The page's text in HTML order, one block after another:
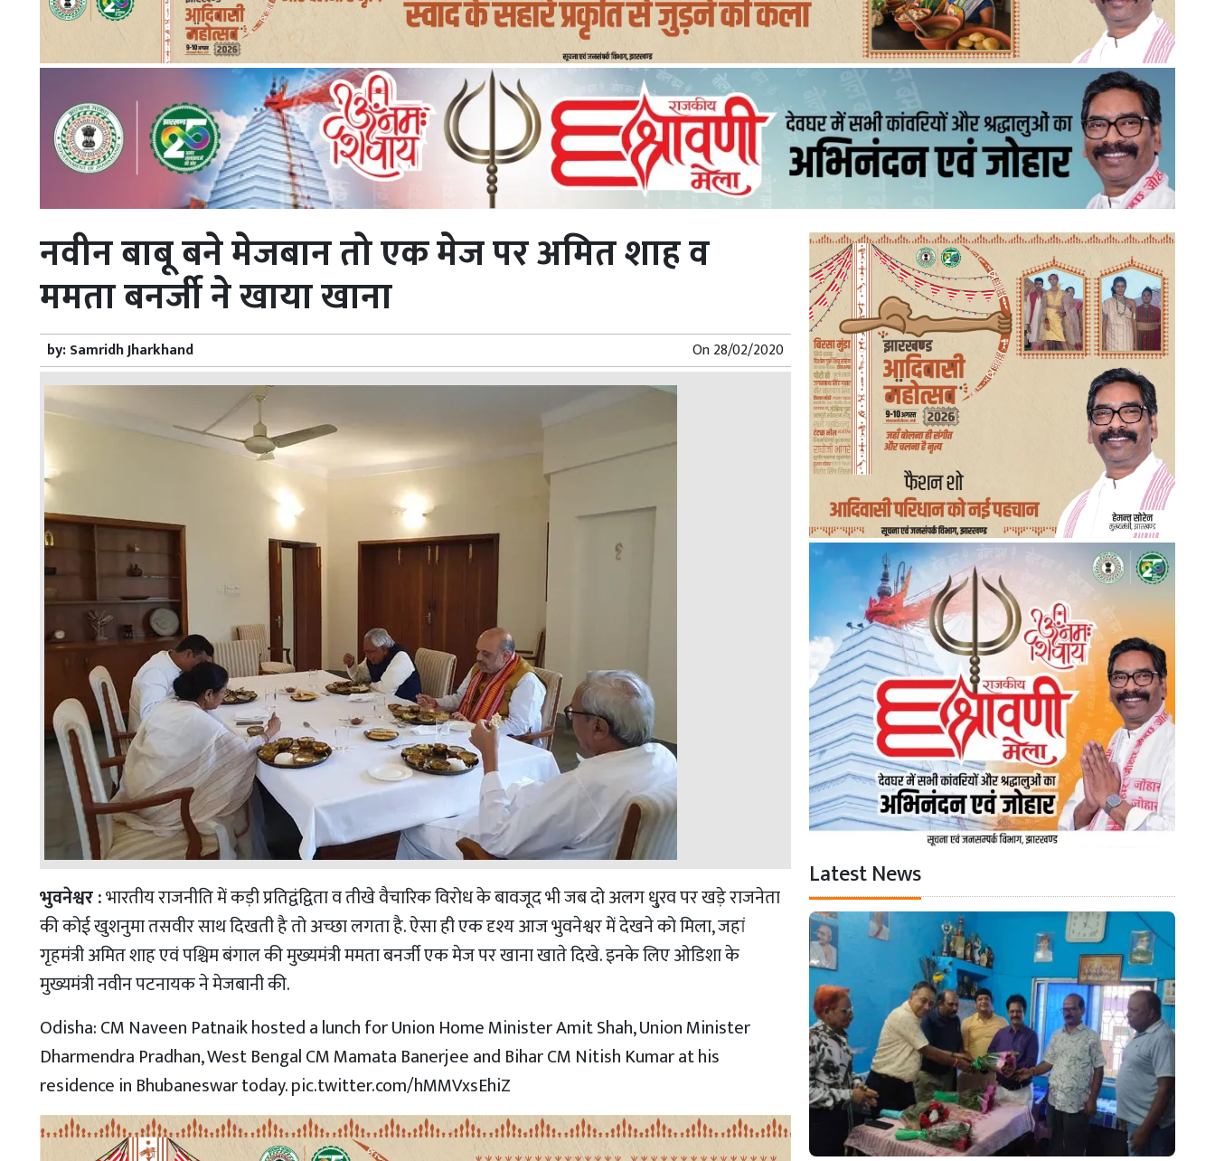
नवीन बाबू बने मेजबान तो एक मेज पर अमित शाह व
ममता बनर्जी ने खाया खाना
by:Samridh Jharkhand On28/02/2020
भुवनेश्वर :भारतीय राजनीति में कड़ी प्रतिद्वंद्विता व तीखे वैचारिक विरोध के बावजूद भी जब दो अलग धु्रव पर खड़े राजनेता
की कोई खुशनुमा तसवीर साथ दिखती है तो अच्छा लगता है. ऐसा ही एक दृश्य आज भुवनेश्वर में देखने को मिला, जहां
गृहमंत्री अमित शाह एवं पश्चिम बंगाल की मुख्यमंत्री ममता बनर्जी एक मेज पर खाना खाते दिखे. इनके लिए ओडिशा के
मुख्यमंत्री नवीन पटनायक ने मेजबानी की.
Odisha: CM Naveen Patnaik hosted a lunch for Union Home Minister Amit Shah, Union Minister
Dharmendra Pradhan, West Bengal CM Mamata Banerjee and Bihar CM Nitish Kumar at his
residence in Bhubaneswar today.pic.twitter.com/hMMVxsEhiZ
Latest News